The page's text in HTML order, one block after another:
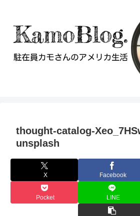
thought-catalog-
unsplash
X Facebook
Pocket LINE